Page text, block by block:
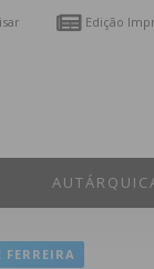
Edição
FERREIRA